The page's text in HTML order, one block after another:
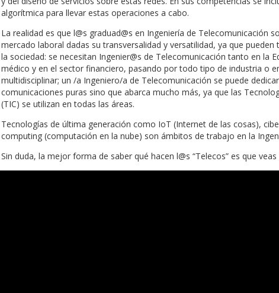
algorítmica para llevar estas operaciones a cabo.
La realidad es que l@s graduad@s en Ingeniería de Telecomunicación
mercado laboral dadas su transversalidad y versatilidad, ya que
la sociedad: se necesitan Ingenier@s de Telecomunicación tanto en la
médico y en el sector financiero, pasando por todo tipo de industria o
multidisciplinar; un /a Ingeniero/a de Telecomunicación se puede
comunicaciones puras sino que abarca mucho más, ya que las
(TIC) se utilizan en todas las áreas.
Tecnologías de última generación como IoT (Internet de las cosas),
computing (computación en la nube) son ámbitos de trabajo en la
Sin duda, la mejor forma de saber qué hacen l@s “Telecos” es que